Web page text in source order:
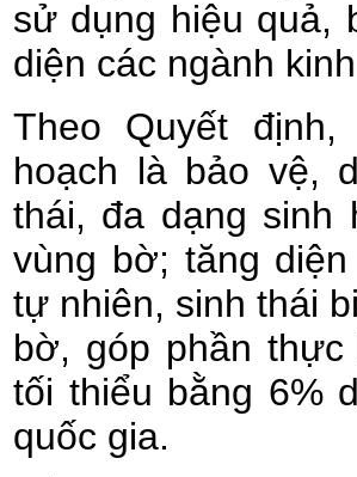
sử dụng hiệu quả,
diện các ngành
Theo Quyết
hoạch là bảo vệ,
thái, đa dạng sinh
vùng bờ; tăng
tự nhiên, sinh thái
bờ, góp phần
tối thiểu bằng 6%
quốc gia.